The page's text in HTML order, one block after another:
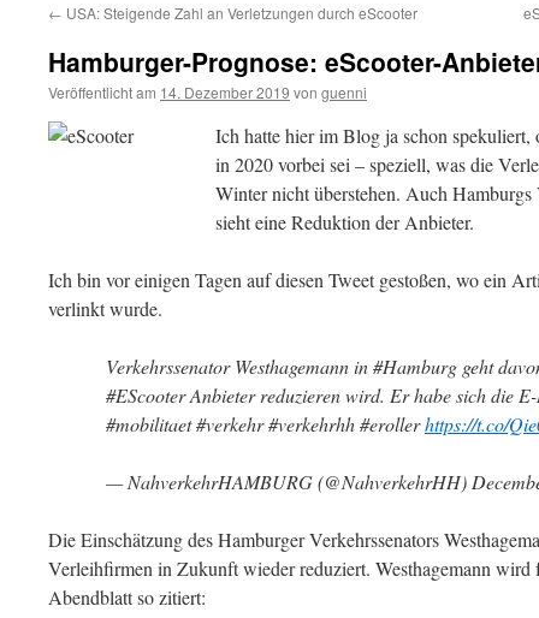
← USA: Steigende Zahl an Verletzungen durch eScooter
Hamburger-Prognose: eScooter-
Veröffentlicht am 14. Dezember 2019 von guenni
Ich hatte hier im Blog ja schon
in 2020 vorbei sei – speziell, was die
Winter nicht überstehen. Auch Hamburgs
sieht eine Reduktion der Anbieter.
Ich bin vor einigen Tagen auf diesen Tweet gestoßen, wo ein
verlinkt wurde.
Verkehrssenator Westhagemann in #Hamburg geht
#EScooter Anbieter reduzieren wird. Er habe sich die
#mobilitaet #verkehr #verkehrhh #erollerhttps://t.co/
— NahverkehrHAMBURG (@NahverkehrHH)
Die Einschätzung des Hamburger Verkehrssenators
Verleihfirmen in Zukunft wieder reduziert. Westhagemann
Abendblatt so zitiert: